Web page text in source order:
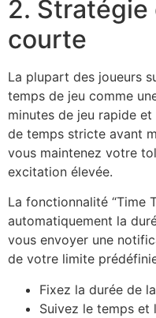
2. Stratégie
courte
La plupart des joueurs
temps de jeu comme
minutes de jeu rapide
de temps stricte avant
vous maintenez votre
excitation élevée.
La fonctionnalité “Time
automatiquement la
vous envoyer une
de votre limite
Fixez la durée de
Suivez le temps et